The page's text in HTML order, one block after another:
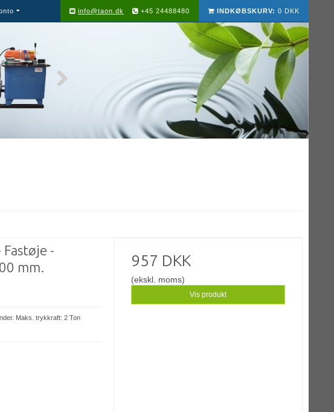
INDKØBSKURV: 0 DKK
info@taon.dk +45 24488480
-
mm.
Maks. trykkraft: 2 Ton
957 DKK
(ekskl. moms)
Vis produkt